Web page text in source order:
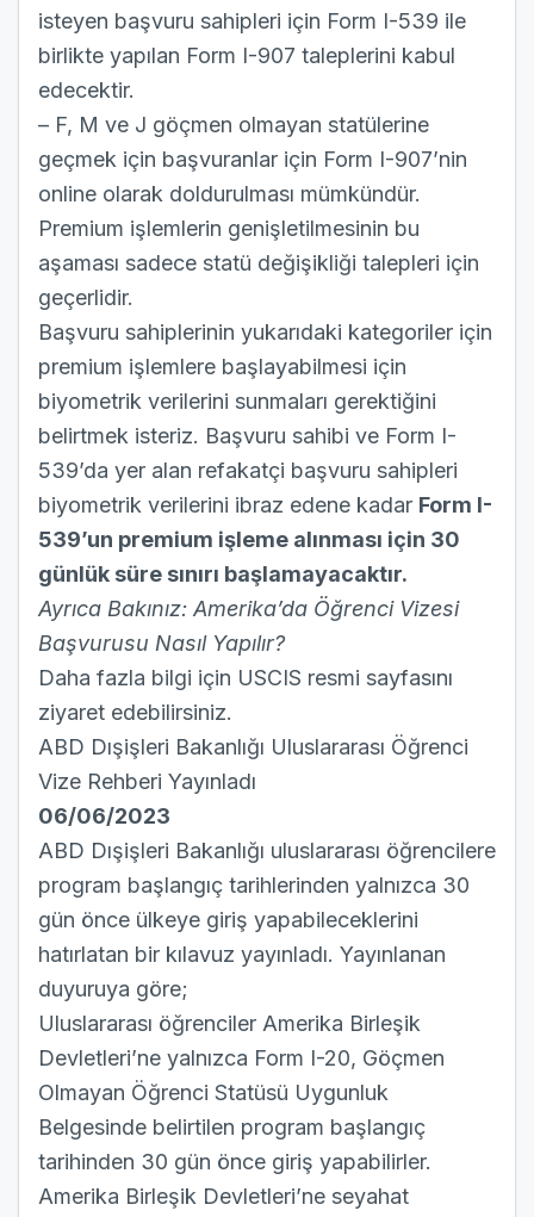
isteyen başvuru sahipleri için Form I-539 ile
birlikte yapılan Form I-907 taleplerini kabul
edecektir.
– F, M ve J göçmen olmayan statülerine
geçmek için başvuranlar için Form I-907’nin
online olarak doldurulması mümkündür.
Premium işlemlerin genişletilmesinin bu
aşaması sadece statü değişikliği talepleri için
geçerlidir.
Başvuru sahiplerinin yukarıdaki kategoriler için
premium işlemlere başlayabilmesi için
biyometrik verilerini sunmaları gerektiğini
belirtmek isteriz. Başvuru sahibi ve Form I-
539’da yer alan refakatçi başvuru sahipleri
biyometrik verilerini ibraz edene kadar Form I-
539’un premium işleme alınması için 30
günlük süre sınırı başlamayacaktır.
Ayrıca Bakınız: Amerika’da Öğrenci Vizesi
Başvurusu Nasıl Yapılır?
Daha fazla bilgi için USCIS resmi sayfasını
ziyaret edebilirsiniz.
ABD Dışişleri Bakanlığı Uluslararası Öğrenci
Vize Rehberi Yayınladı
06/06/2023
ABD Dışişleri Bakanlığı uluslararası öğrencilere
program başlangıç tarihlerinden yalnızca 30
gün önce ülkeye giriş yapabileceklerini
hatırlatan bir kılavuz yayınladı. Yayınlanan
duyuruya göre;
Uluslararası öğrenciler Amerika Birleşik
Devletleri’ne yalnızca Form I-20, Göçmen
Olmayan Öğrenci Statüsü Uygunluk
Belgesinde belirtilen program başlangıç
tarihinden 30 gün önce giriş yapabilirler.
Amerika Birleşik Devletleri’ne seyahat